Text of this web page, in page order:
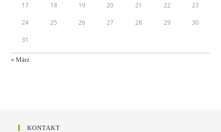
17 18 19 20 21 22 23
24 25 26 27 28 29 30
31
« März
KONTAKT